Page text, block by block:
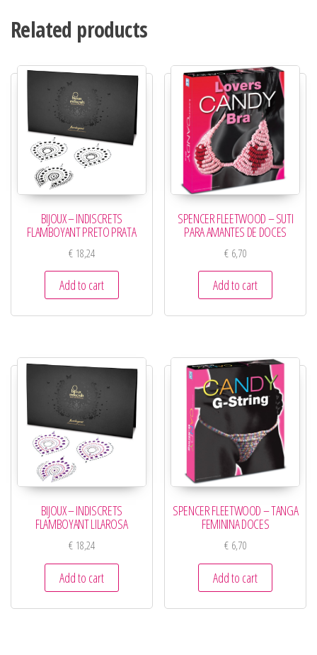
Related products
BIJOUX – INDISCRETS
FLAMBOYANT PRETO PRATA
€18,24
Add to cart
SPENCER FLEETWOOD – SUTI
PARA AMANTES DE DOCES
€ 6,70
Add to cart
BIJOUX – INDISCRETS
FLAMBOYANT LILAROSA
€18,24
Add to cart
SPENCER FLEETWOOD – TANGA
FEMININA DOCES
€ 6,70
Add to cart